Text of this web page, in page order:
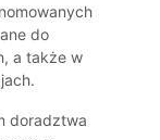
do
a także w
doradztwa